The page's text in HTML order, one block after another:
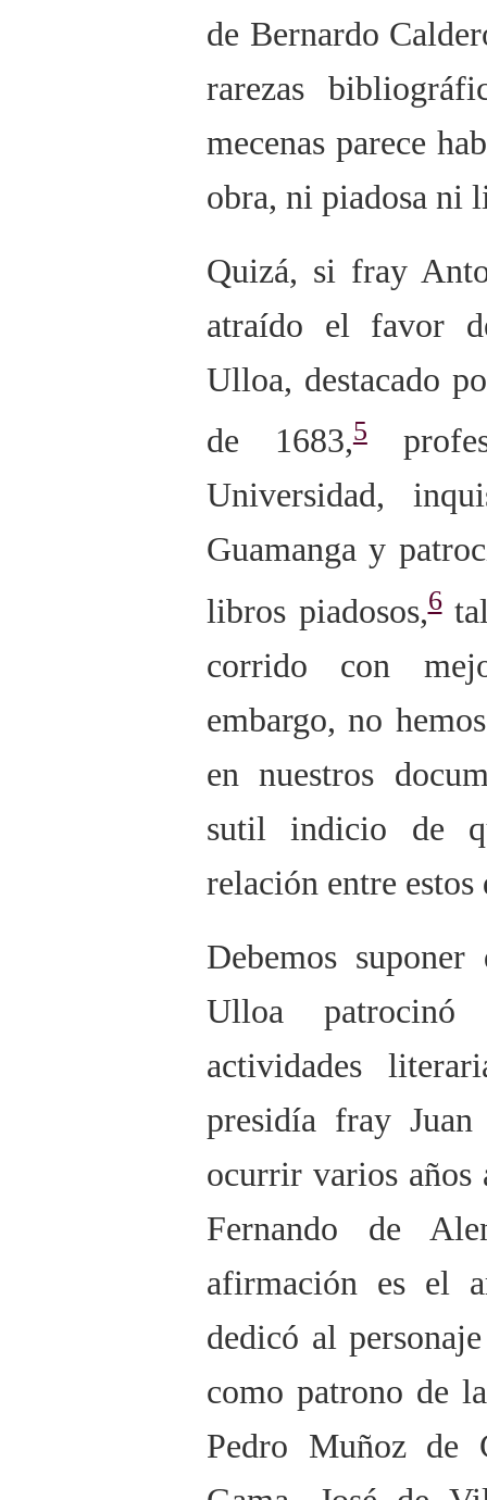
de Bernardo
rarezas
mecenas parece
obra, ni piadosa ni
Quizá, si fray
atraído el favor
Ulloa, destacado
de 1683,5
Universidad,
Guamanga y
libros piadosos,6tal
corrido con
embargo, no
en nuestros
sutil indicio de
relación entre estos
Debemos
Ulloa
actividades
presidía fray
ocurrir varios años
Fernando de
afirmación es el
dedicó al
como patrono de
Pedro Muñoz de